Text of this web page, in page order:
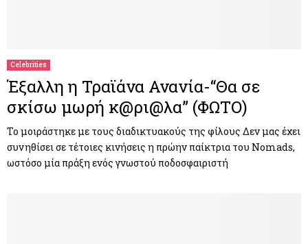
Celebrities
Έξαλλη η Τραϊάνα Ανανία-“Θα σε
σκίσω μωρή κ@ρι@λα” (ΦΩΤΟ)
Το μοιράστηκε με τους διαδικτυακούς της φίλους Δεν μας έχει
συνηθίσει σε τέτοιες κινήσεις η πρώην παίκτρια του Nomads,
ωστόσο μία πράξη ενός γνωστού ποδοσφαιριστή